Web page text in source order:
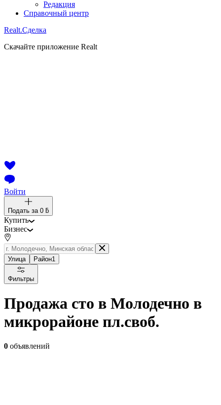
Редакция
Справочный центр
Realt.Сделка
Скачайте приложение Realt
Войти
Подать за 0 ƃ
Купить
Бизнес
Улица Район1
Фильтры
Продажа сто в Молодечно в
микрорайоне пл.своб.
0 объявлений